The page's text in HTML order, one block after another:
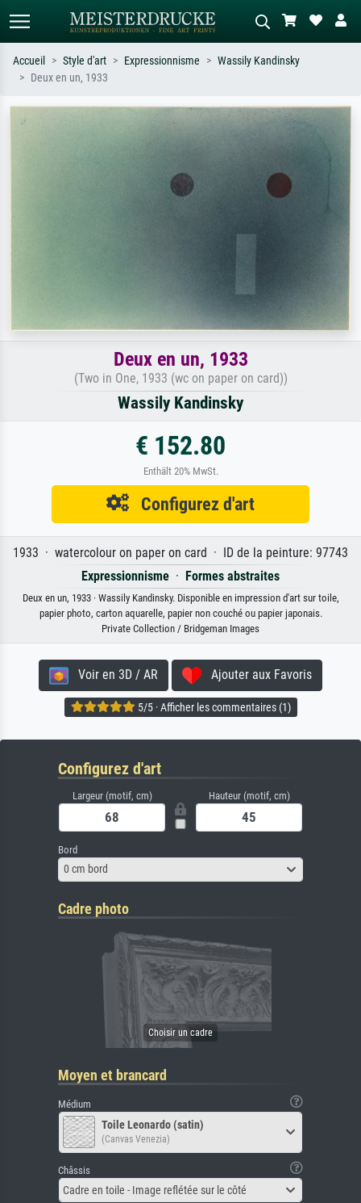
Recherchez par artiste, titre ou style –
Décrivez la scène – ex. prairie verte,
Accueil Style d'art Expressionnisme
Wassily Kandinsky
Deux en un, 1933
Deux en un, 1933
(Two in One, 1933 (wc on paper on card))
Wassily Kandinsky
€ 152.80
Enthält 20% MwSt.
Configurez d'art
1933 · watercolour on paper on card · ID de la peinture: 97743
Expressionnisme · Formes abstraites
Deux en un, 1933 · Wassily Kandinsky. Disponible en impression d'art sur toile,
papier photo, carton aquarelle, papier non couché ou papier japonais.
Private Collection / Bridgeman Images
Voir en 3D / AR Ajouter aux Favoris
5/5 · Afficher les commentaires (1)
Configurez d'art
Largeur (motif, cm) Hauteur (motif, cm)
Bord
0 cm bord
Cadre photo
Moyen et brancard
Médium
Toile Leonardo (satin)
(Canvas Venezia)
Châssis
Cadre en toile - Image reflétée sur le côté